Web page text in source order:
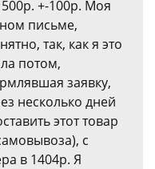
+-100р. Моя
письме,
так, как я это
потом,
заявку,
несколько дней
этот товар
с
в 1404р. Я